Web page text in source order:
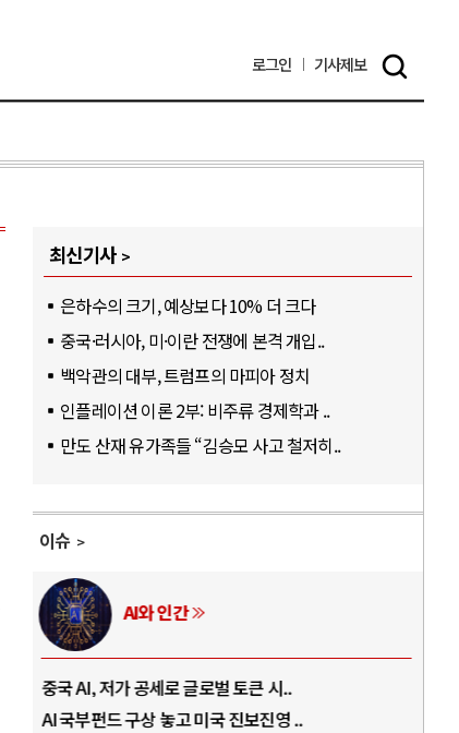
로그인 기사제보
최신기사
은하수의 크기, 예상보다 10% 더 크다
중국·러시아, 미·이란 전쟁에 본격 개입..
백악관의 대부, 트럼프의 마피아 정치
인플레이션 이론 2부: 비주류 경제학과 ..
만도 산재 유가족들 “김승모 사고 철저히..
이슈
AI와 인간
중국 AI, 저가 공세로 글로벌 토큰 시..
AI 국부펀드 구상 놓고 미국 진보진영 ..